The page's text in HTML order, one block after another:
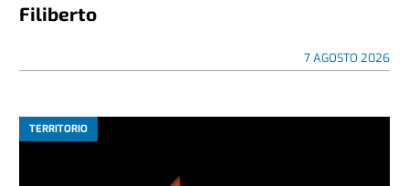
Filiberto
7 AGOSTO 2026
TERRITORIO